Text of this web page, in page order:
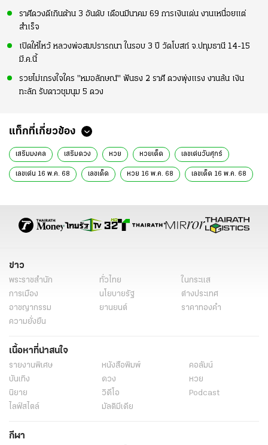
ราศีดวงดีเกินต้าน 3 อันดับ เดือนมีนาคม 69 การเงินเด่น งานเหนื่อยแต่
สำเร็จ
เปิดให้ไหว้ หลวงพ่อสมปรารถนา ในรอบ 3 ปี วัดโบสถ์ จ.ปทุมธานี 14-15
มี.ค.นี้
รวยไม่เกรงใจใคร "หมอลักษณ์" ฟันธง 2 ราศี ดวงพุ่งแรง งานล้น เงิน
ทะลัก รับดาวชุมนุม 5 ดวง
แท็กที่เกี่ยวข้อง
เสริมมงคล เสริมดวง หวย หวยเด็ด เลขเด่นวันศุกร์
เลขเด่น 16 พ.ค. 68 เลขเด็ด หวย 16 พ.ค. 68 เลขเด็ด 16 พ.ค. 68
ข่าว
พระราชสำนัก ทั่วไทย
ในกระแส
การเมือง
นโยบายรัฐ
ต่างประเทศ
อาชญากรรม
ยานยนต์
ราคาทองคำ
ความยั่งยืน
เนื้อหาที่น่าสนใจ
รายงานพิเศษ หนังสือพิมพ์
คอลัมน์
บันเทิง
ดวง
หวย
นิยาย
วิดีโอ
Podcast
ไลฟ์สไตล์
มัลติมีเดีย
กีฬา